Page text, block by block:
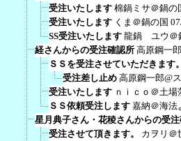
受注いたします 棉鍋ミサ＠鍋の
受注いたします くま＠鍋の国
SS受注いたします 龍鍋 ユウ＠
経さんからの受注確認所 高原鋼一
ＳＳを受注させていただきます。
受注差し止め 高原鋼一郎@
受注いたします ｎｉｃｏ＠土場
ＳＳ依頼受注します 嘉納＠海法
星月典子さん・花稜さんからの受
受注させて頂きます。
カヲリ＠